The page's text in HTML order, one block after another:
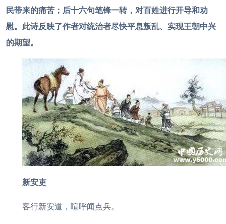
民带来的痛苦；后十六句笔锋一转，对百姓进行开导和劝
慰。此诗反映了作者对统治者尽快平息叛乱、实现王朝中兴
的期望。
新安吏
客行新安道，喧呼闻点兵。